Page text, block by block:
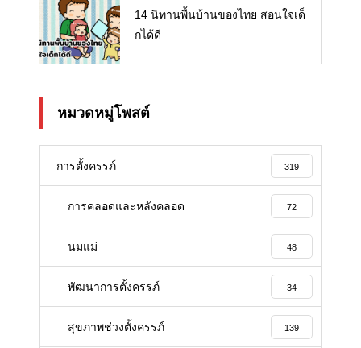
14 นิทานพื้นบ้านของไทย สอนใจเด็
กได้ดี
หมวดหมู่โพสต์
การตั้งครรภ์ 319
การคลอดและหลังคลอด 72
นมแม่ 48
พัฒนาการตั้งครรภ์ 34
สุขภาพช่วงตั้งครรภ์ 139